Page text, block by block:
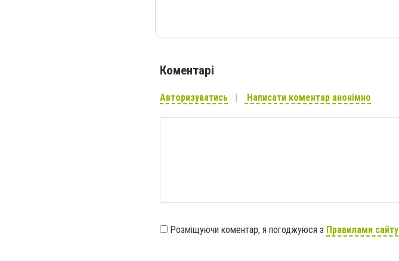
Коментарі
Авторизуватись Написати коментар анонімно
Розміщуючи коментар, я погоджуюся з Правилами сайту